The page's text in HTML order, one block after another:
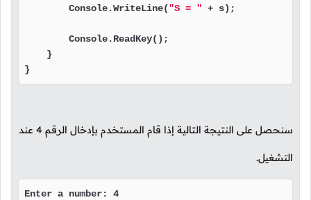
        Console.WriteLine(
"S = " + s);
        Console.ReadKey();
    }
}
سنحصل على النتيجة التالية إذا قام المستخدم بإدخال الرقم 4 عند
التشغيل.
Enter a number: 4